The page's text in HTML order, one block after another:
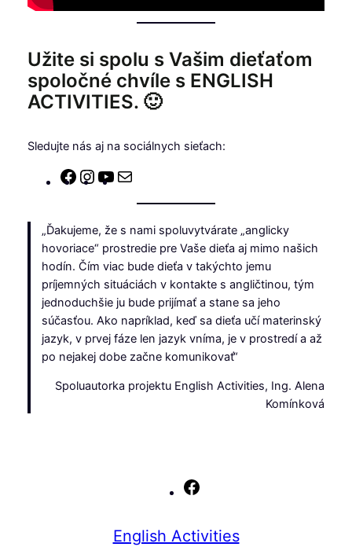
Užite si spolu s Vašim dieťaťom
spoločné chvíle s ENGLISH
ACTIVITIES. 🙂
Sledujte nás aj na sociálnych sieťach:
Facebook
Instagram
YouTube
„Ďakujeme, že s nami spoluvytvárate „anglicky
hovoriace“ prostredie pre Vaše dieťa aj mimo našich
hodín. Čím viac bude dieťa v takýchto jemu
príjemných situáciách v kontakte s angličtinou, tým
jednoduchšie ju bude prijímať a stane sa jeho
súčasťou. Ako napríklad, keď sa dieťa učí materinský
jazyk, v prvej fáze len jazyk vníma, je v prostredí a až
po nejakej dobe začne komunikovať“
Spoluautorka projektu English Activities, Ing. Alena
Komínková
English Activities